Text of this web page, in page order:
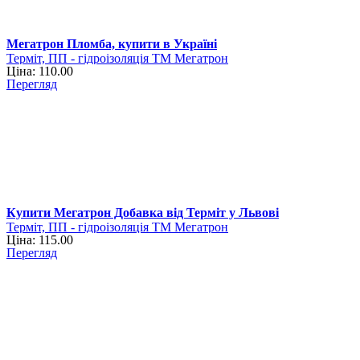
Мегатрон Пломба, купити в Україні
Терміт, ПП - гідроізоляція ТМ Мегатрон
Ціна: 110.00
Перегляд
Купити Мегатрон Добавка від Терміт у Львові
Терміт, ПП - гідроізоляція ТМ Мегатрон
Ціна: 115.00
Перегляд